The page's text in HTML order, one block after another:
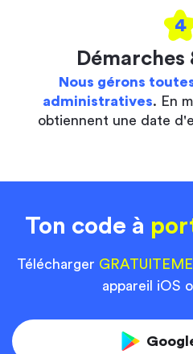
4
Démarches
Nous gérons
administratives. En
obtiennent une date
Ton code à
Télécharger
appareil iOS